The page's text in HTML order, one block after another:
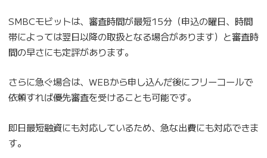
SMBCモビットは、審査時間が最短15分（申込の曜日、時間
帯によっては翌日以降の取扱となる場合があります）と審査時
間の早さにも定評があります。
さらに急ぐ場合は、WEBから申し込んだ後にフリーコールで
依頼すれば優先審査を受けることも可能です。
即日最短融資にも対応しているため、急な出費にも対応できま
す。